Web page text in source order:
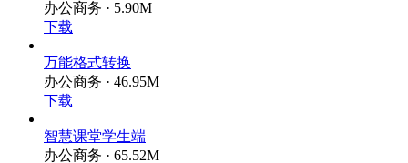
办公商务 · 5.90M
下载
万能格式转换
办公商务 · 46.95M
下载
智慧课堂学生端
办公商务 · 65.52M